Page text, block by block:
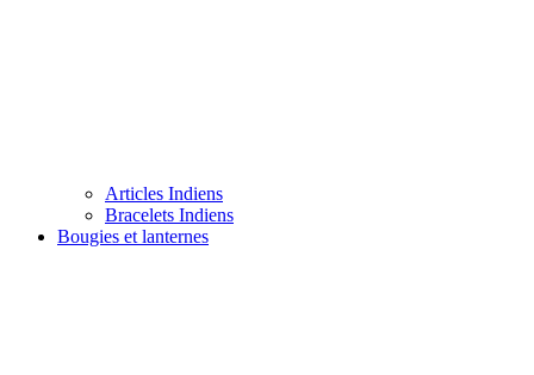
Articles Indiens
Bracelets Indiens
Bougies et lanternes